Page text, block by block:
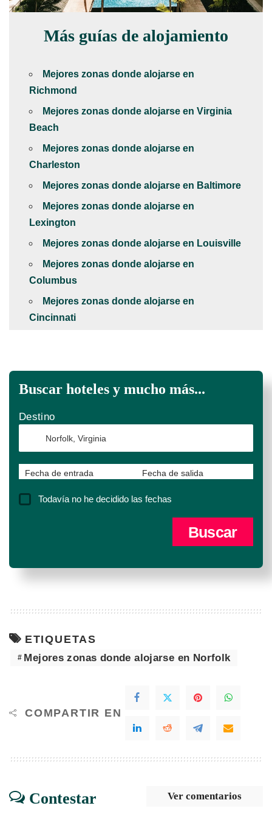
Más guías de alojamiento
Mejores zonas donde alojarse en
Richmond
Mejores zonas donde alojarse en Virginia
Beach
Mejores zonas donde alojarse en
Charleston
Mejores zonas donde alojarse en Baltimore
Mejores zonas donde alojarse en
Lexington
Mejores zonas donde alojarse en Louisville
Mejores zonas donde alojarse en
Columbus
Mejores zonas donde alojarse en
Cincinnati
Buscar hoteles y mucho más...
Destino
Fecha de entrada Fecha de salida
Todavía no he decidido las fechas
ETIQUETAS
Mejores zonas donde alojarse en Norfolk
COMPARTIR EN
Contestar Ver comentarios